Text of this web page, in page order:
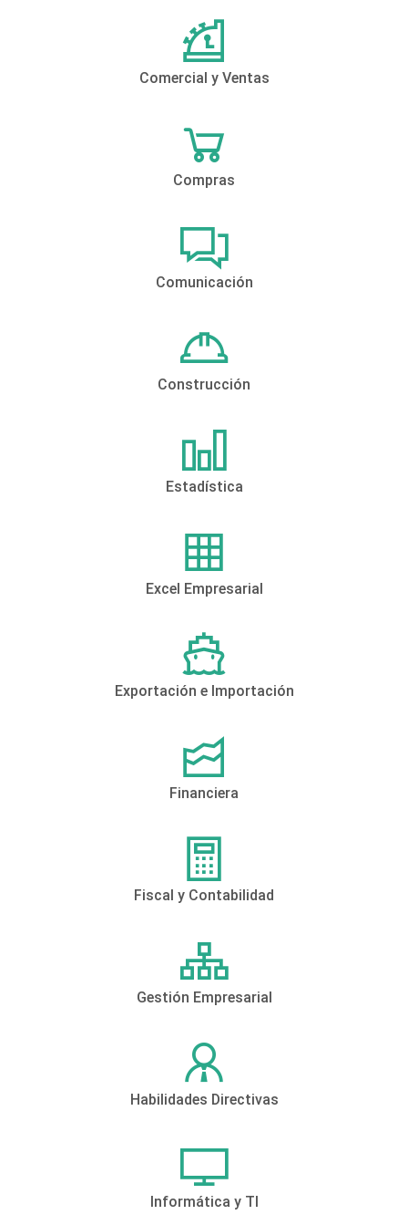
Comercial y Ventas
Compras
Comunicación
Construcción
Estadística
Excel Empresarial
Exportación e Importación
Financiera
Fiscal y Contabilidad
Gestión Empresarial
Habilidades Directivas
Informática y TI